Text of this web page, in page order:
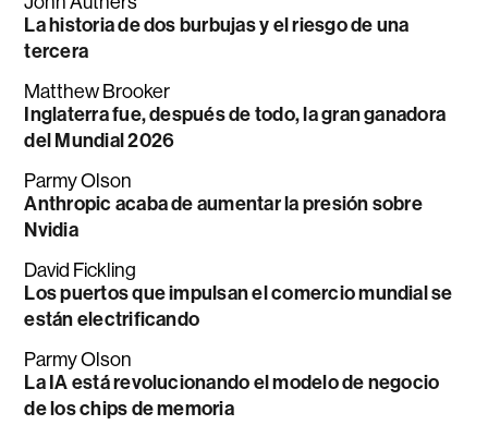
La historia de dos burbujas y el riesgo de una
tercera
Matthew Brooker
Inglaterra fue, después de todo, la gran ganadora
del Mundial 2026
Parmy Olson
Anthropic acaba de aumentar la presión sobre
Nvidia
David Fickling
Los puertos que impulsan el comercio mundial se
están electrificando
Parmy Olson
La IA está revolucionando el modelo de negocio
de los chips de memoria